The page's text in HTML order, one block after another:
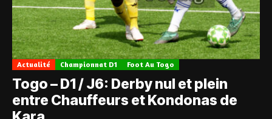
Actualité Championnat D1 Foot Au Togo
Togo – D1 / J6: Derby nul et plein
entre Chauffeurs et Kondonas de